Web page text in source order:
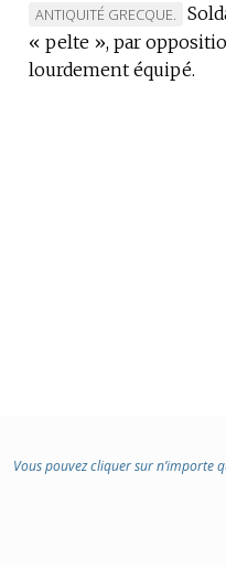
MARQUE
DE
DOMAINE
ANTIQUITÉ GRECQUE.
« pelte », par
lourdement équipé.
Vous pouvez cliquer sur